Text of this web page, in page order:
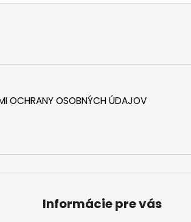
OCHRANY OSOBNÝCH ÚDAJOV
Informácie pre vás